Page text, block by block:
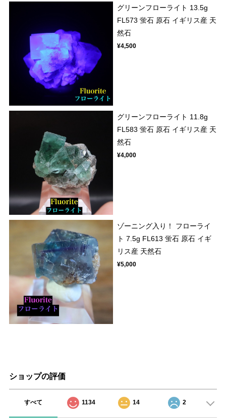
グリーンフローライト 13.5g
FL573 蛍石 原石 イギリス産 天
然石
¥4,500
グリーンフローライト 11.8g
FL583 蛍石 原石 イギリス産 天
然石
¥4,000
ゾーニング入り！ フローライ
ト 7.5g FL613 蛍石 原石 イギ
リス産 天然石
¥5,000
ショップの評価
すべて 1134 14 2